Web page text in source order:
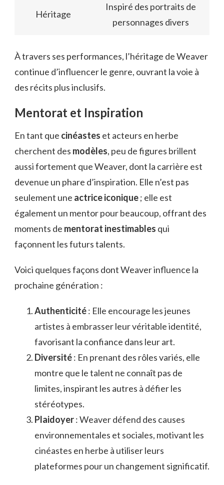
Héritage
Inspiré des portraits de
personnages divers
À travers ses performances, l’héritage de Weaver
continue d’influencer le genre, ouvrant la voie à
des récits plus inclusifs.
Mentorat et Inspiration
En tant que cinéastes et acteurs en herbe
cherchent des modèles, peu de figures brillent
aussi fortement que Weaver, dont la carrière est
devenue un phare d’inspiration. Elle n’est pas
seulement une actrice iconique; elle est
également un mentor pour beaucoup, offrant des
moments de mentorat inestimables qui
façonnent les futurs talents.
Voici quelques façons dont Weaver influence la
prochaine génération :
Authenticité: Elle encourage les jeunes
artistes à embrasser leur véritable identité,
favorisant la confiance dans leur art.
Diversité: En prenant des rôles variés, elle
montre que le talent ne connaît pas de
limites, inspirant les autres à défier les
stéréotypes.
Plaidoyer: Weaver défend des causes
environnementales et sociales, motivant les
cinéastes en herbe à utiliser leurs
plateformes pour un changement significatif.